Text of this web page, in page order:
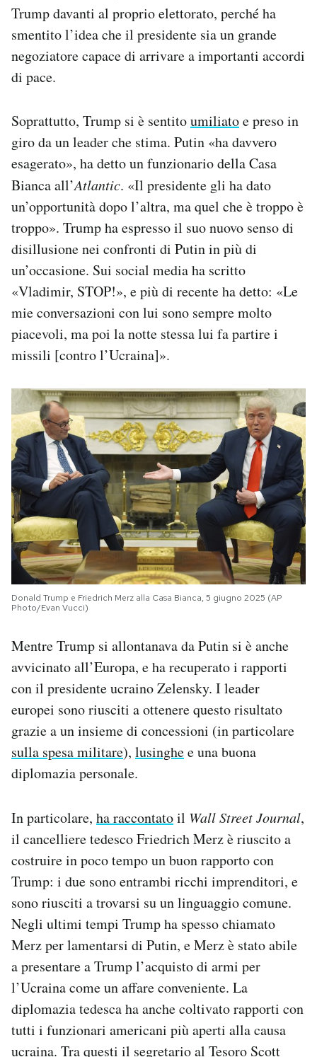
Trump davanti al proprio elettorato, perché ha
smentito l’idea che il presidente sia un grande
negoziatore capace di arrivare a importanti accordi
di pace.
Soprattutto, Trump si è sentitoumiliatoe preso in
giro da un leader che stima. Putin «ha davvero
esagerato», ha detto un funzionario della Casa
Bianca all’Atlantic. «Il presidente gli ha dato
un’opportunità dopo l’altra, ma quel che è troppo è
troppo». Trump ha espresso il suo nuovo senso di
disillusione nei confronti di Putin in più di
un’occasione. Sui social media ha scritto
«Vladimir, STOP!», e più di recente ha detto: «Le
mie conversazioni con lui sono sempre molto
piacevoli, ma poi la notte stessa lui fa partire i
missili [contro l’Ucraina]».
Donald Trump e Friedrich Merz alla Casa Bianca, 5 giugno 2025 (AP
Photo/Evan Vucci)
Mentre Trump si allontanava da Putin si è anche
avvicinato all’Europa, e ha recuperato i rapporti
con il presidente ucraino Zelensky. I leader
europei sono riusciti a ottenere questo risultato
grazie a un insieme di concessioni (in particolare
sulla spesa militare), lusinghee una buona
diplomazia personale.
In particolare, ha raccontatoil Wall Street Journal,
il cancelliere tedesco Friedrich Merz è riuscito a
costruire in poco tempo un buon rapporto con
Trump: i due sono entrambi ricchi imprenditori, e
sono riusciti a trovarsi su un linguaggio comune.
Negli ultimi tempi Trump ha spesso chiamato
Merz per lamentarsi di Putin, e Merz è stato abile
a presentare a Trump l’acquisto di armi per
l’Ucraina come un affare conveniente. La
diplomazia tedesca ha anche coltivato rapporti con
tutti i funzionari americani più aperti alla causa
ucraina. Tra questi il segretario al Tesoro Scott